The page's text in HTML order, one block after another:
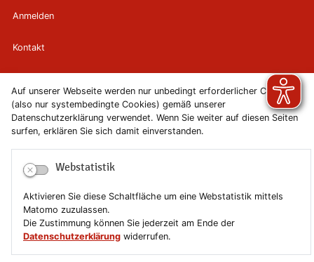
Auf unserer Webseite werden nur unbedingt erforderlicher Cookies
(also nur systembedingte Cookies) gemäß unserer
Datenschutzerklärung verwendet. Wenn Sie weiter auf diesen Seiten
surfen, erklären Sie sich damit einverstanden.
Webstatistik
Aktivieren Sie diese Schaltfläche um eine Webstatistik mittels
Matomo zuzulassen.
Die Zustimmung können Sie jederzeit am Ende der
Datenschutzerklärung widerrufen.
Anmelden
Kontakt
Newsletterabmeldung
Datenschutzerklärung
Erklärung zur Barrierefreiheit
Leichte Sprache